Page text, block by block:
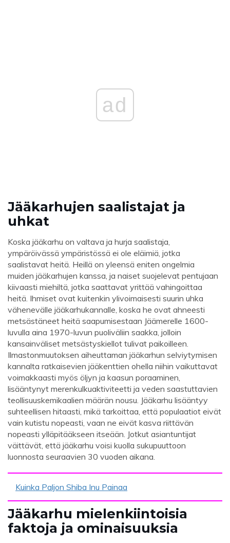
ad
Jääkarhujen saalistajat ja
uhkat
Koska jääkarhu on valtava ja hurja saalistaja,
ympäröivässä ympäristössä ei ole eläimiä, jotka
saalistavat heitä. Heillä on yleensä eniten ongelmia
muiden jääkarhujen kanssa, ja naiset suojelevat pentujaan
kiivaasti miehiltä, ​​jotka saattavat yrittää vahingoittaa
heitä. Ihmiset ovat kuitenkin ylivoimaisesti suurin uhka
vähenevälle jääkarhukannalle, koska he ovat ahneesti
metsästäneet heitä saapumisestaan ​​Jäämerelle 1600-
luvulla aina 1970-luvun puoliväliin saakka, jolloin
kansainväliset metsästyskiellot tulivat paikoilleen.
Ilmastonmuutoksen aiheuttaman jääkarhun selviytymisen
kannalta ratkaisevien jääkenttien ohella niihin vaikuttavat
voimakkaasti myös öljyn ja kaasun poraaminen,
lisääntynyt merenkulkuaktiviteetti ja veden saastuttavien
teollisuuskemikaalien määrän nousu. Jääkarhu lisääntyy
suhteellisen hitaasti, mikä tarkoittaa, että populaatiot eivät
vain kutistu nopeasti, vaan ne eivät kasva riittävän
nopeasti ylläpitääkseen itseään. Jotkut asiantuntijat
väittävät, että jääkarhu voisi kuolla sukupuuttoon
luonnosta seuraavien 30 vuoden aikana.
Kuinka Paljon Shiba Inu Painaa
Jääkarhu mielenkiintoisia
faktoja ja ominaisuuksia